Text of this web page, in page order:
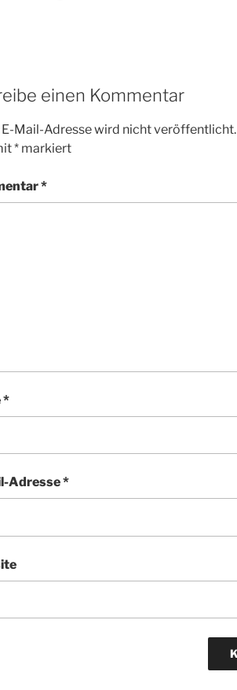
einen Kommentar
E-Mail-Adresse wird nicht veröffentlicht.
*markiert
*
*
Adresse*